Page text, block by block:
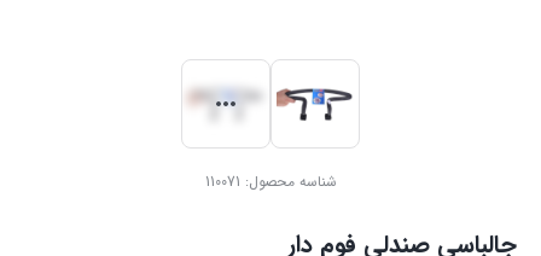
شناسه محصول: 110071
جالباسی صندلی فوم دار